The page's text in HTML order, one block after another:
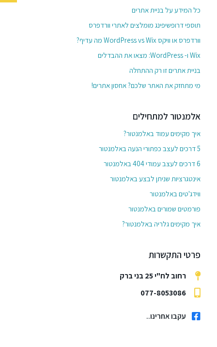
כל המידע על בניית אתרים
תוספי דרופשיפינג מומלצים לאתרי וורדפרס
וורדפרס או וויקס WordPress vs Wix מה עדיף?
Wix ו- WordPress: מצאו את ההבדלים
בניית אתרים זו רק ההתחלה
מי מתחזק את האתר שלכם? אחסון אתרים!
אלמנטור למתחילים
איך מקימים עמוד באלמנטור?
5 דרכים לעצב כפתורי הנעה באלמנטור
6 דרכים לעצב עמודי 404 באלמנטור
אינטגרציות שניתן לבצע באלמנטור
ווידג'טים באלמנטור
פורמטים שמורים באלמנטור
איך מקימים גלריה באלמנטור?
פרטי התקשרות
רחוב לח"י 25 בני ברק
077-8053086
עקבו אחרינו..